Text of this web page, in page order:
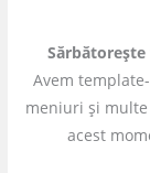
Avem
meniuri și
acest